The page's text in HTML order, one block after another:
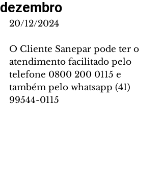
dezembro
20/12/2024
O Cliente Sanepar pode ter o
atendimento facilitado pelo
telefone 0800 200 0115 e
também pelo whatsapp (41)
99544-0115